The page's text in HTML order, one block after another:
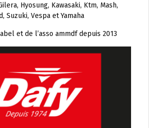
Hyosung, Kawasaki, Ktm, Mash,
Suzuki, Vespa et Yamaha
et de l’asso ammdf depuis 2013